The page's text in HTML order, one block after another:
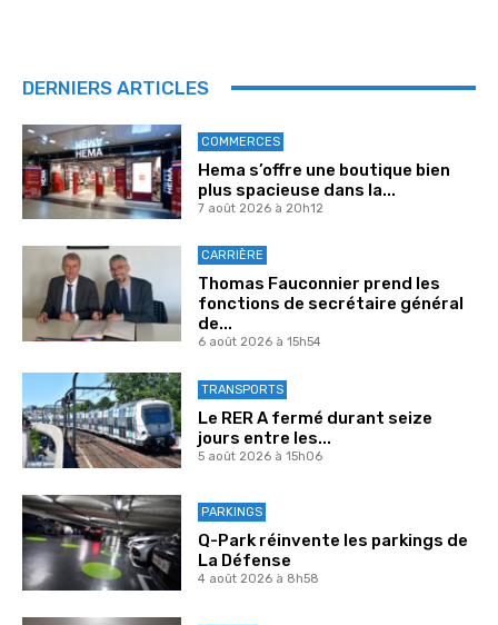
DERNIERS ARTICLES
COMMERCES
Hema s’offre une boutique bien
plus spacieuse dans la...
7 août 2026 à 20h12
CARRIÈRE
Thomas Fauconnier prend les
fonctions de secrétaire général
de...
6 août 2026 à 15h54
TRANSPORTS
Le RER A fermé durant seize
jours entre les...
5 août 2026 à 15h06
PARKINGS
Q-Park réinvente les parkings de
La Défense
4 août 2026 à 8h58